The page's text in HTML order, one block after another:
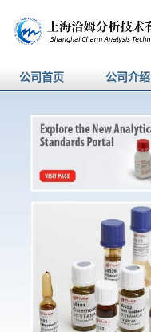
公司首页 公司介绍